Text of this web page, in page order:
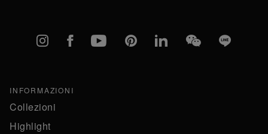
Instagram
FacebookYouTubePinterestlinkedInWeChatLine
INFORMAZIONI
Collezioni
Highlight